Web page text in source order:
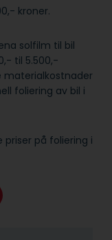
kroner.
solfilm til bil
til 5.500,-
material­kostnader
foliering av bil i
priser på foliering i